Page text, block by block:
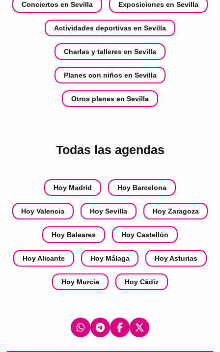
Conciertos en Sevilla Exposiciones en Sevilla
Actividades deportivas en Sevilla
Charlas y talleres en Sevilla
Planes con niños en Sevilla
Otros planes en Sevilla
Todas las agendas
Hoy Madrid Hoy Barcelona
Hoy Valencia Hoy Sevilla Hoy Zaragoza
Hoy Baleares Hoy Castellón
Hoy Alicante Hoy Málaga Hoy Asturias
Hoy Murcia Hoy Cádiz